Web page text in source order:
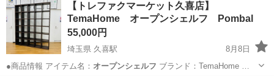
【トレファクマーケット久喜店】
TemaHome オープンシェルフ Pombal
55,000円
埼玉県 久喜駅
8月8日
●商品情報 アイテム名： オープンシェルフ ブランド：TemaHome …